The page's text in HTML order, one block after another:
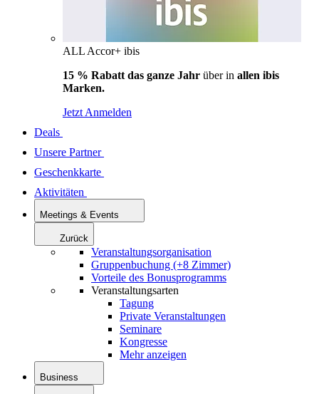
ALL Accor+ ibis
15 % Rabatt das ganze Jahr über in allen ibis
Marken.
Jetzt Anmelden
Deals
Unsere Partner
Geschenkkarte
Aktivitäten
Meetings & Events
Zurück
Veranstaltungsorganisation
Gruppenbuchung (+8 Zimmer)
Vorteile des Bonusprogramms
Veranstaltungsarten
Tagung
Private Veranstaltungen
Seminare
Kongresse
Mehr anzeigen
Business